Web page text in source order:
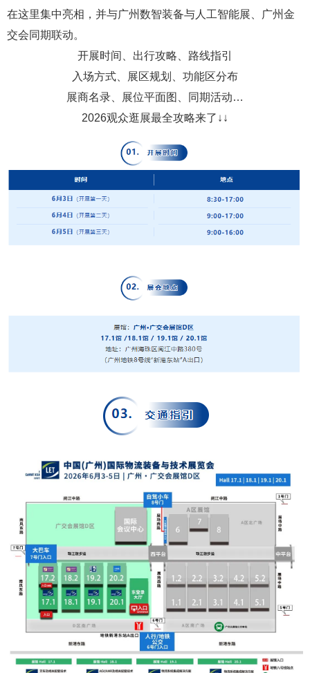
在这里集中亮相，并与广州数智装备与人工智能展、广州金
交会同期联动。
开展时间、出行攻略、路线指引
入场方式、展区规划、功能区分布
展商名录、展位平面图、同期活动…
2026观众逛展最全攻略来了↓↓